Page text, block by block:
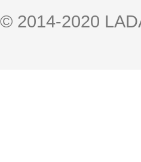
© 2014-2020